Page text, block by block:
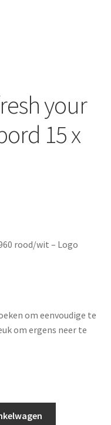
your
15 x
rood/wit – Logo
om eenvoudige te
om ergens neer te